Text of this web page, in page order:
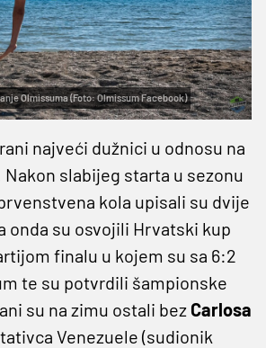
Olmissuma (Foto: Olmissum Facebook)
najveći dužnici u odnosu na
slabijeg starta u sezonu
kola upisali su dvije
onda su osvojili Hrvatski kup
finalu u kojem su sa 6:2
te su potvrdili šampionske
su na zimu ostali bez Carlosa
Venezuele (sudionik